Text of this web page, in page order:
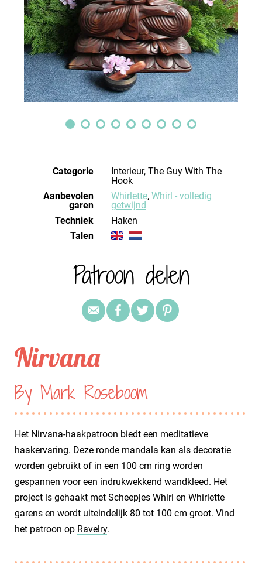
Categorie
Interieur, The Guy With The
Hook
Aanbevolen
garen
Whirlette, Whirl - volledig
getwijnd
Techniek
haken
Talen
Patroon delen
Nirvana
By Mark Roseboom
Het Nirvana-haakpatroon biedt een meditatieve
haakervaring. Deze ronde mandala kan als decoratie
worden gebruikt of in een 100 cm ring worden
gespannen voor een indrukwekkend wandkleed. Het
project is gehaakt met Scheepjes Whirl en Whirlette
garens en wordt uiteindelijk 80 tot 100 cm groot. Vind
het patroon op Ravelry. ‍‍